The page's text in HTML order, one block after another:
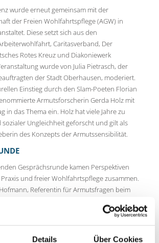
Details Über Cookies
wurde erneut gemeinsam mit der
der Freien Wohlfahrtspflege (AGW) in
Diese setzt sich aus den
Caritasverband, Der
Rotes Kreuz und Diakoniewerk
wurde von Julia Pietrasch, der
der Stadt Oberhausen, moderiert.
Einstieg durch den Slam-Poeten Florian
Armutsforscherin Gerda Holz mit
in das Thema ein. Holz hat viele Jahre zu
Ungleichheit geforscht und gilt als
des Konzepts der Armutssensibilität.
Gesprächsrunde kamen Perspektiven
und freier Wohlfahrtspflege zusammen.
Referentin für Armutsfragen beim
Leiterin des Bereichs Soziales der Stadt
Wendel vom Projekt SITAO Plus.
brachte ihre Erfahrungen aus der Arbeit mit